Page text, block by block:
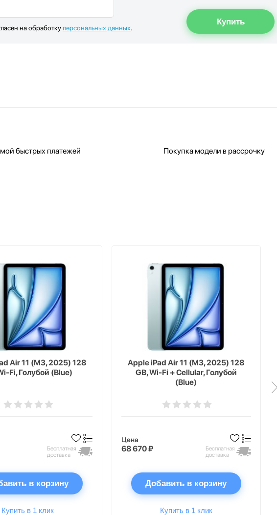
на обработкуперсональных данных.
быстрых платежей Покупка модели в рассрочку
Air 11 (M3, 2025) 128
Fi, Голубой (Blue)
Бесплатная
доставка
в корзину
Купить в 1 клик
Apple iPad Air 11 (M3, 2025) 128
GB, Wi-Fi + Cellular, Голубой
(Blue)
Цена
68 670 ₽
Бесплатная
доставка
Добавить в корзину
Купить в 1 клик